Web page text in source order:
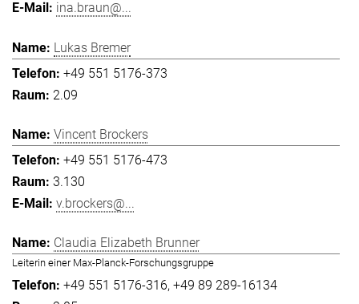
ina.braun@...
Lukas Bremer
+49 551 5176-373
2.09
Vincent Brockers
+49 551 5176-473
3.130
v.brockers@...
Claudia Elizabeth Brunner
Leiterin einer Max-Planck-Forschungsgruppe
+49 551 5176-316 +49 89 289-16134